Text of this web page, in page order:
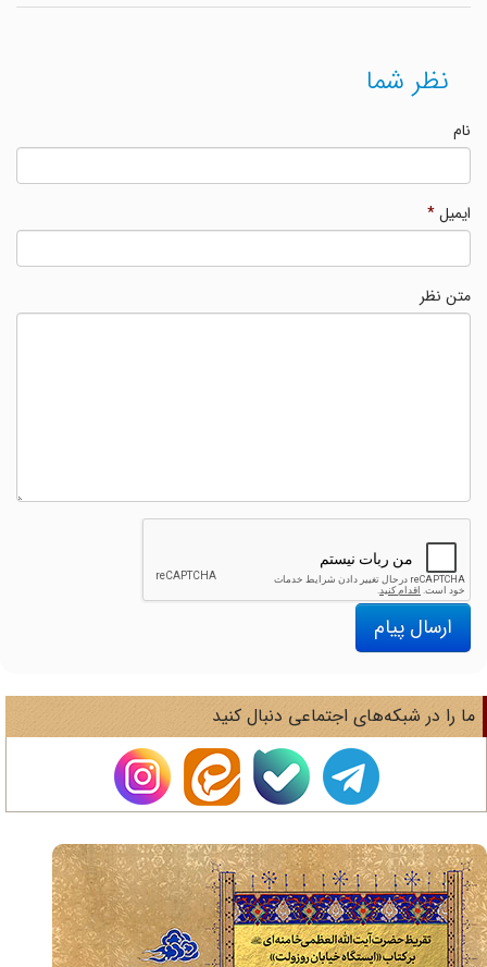
نظر شما
ایمیل*
متن نظر
ارسال پیام
را در شبکه‌های اجتماعی دنبال کنید